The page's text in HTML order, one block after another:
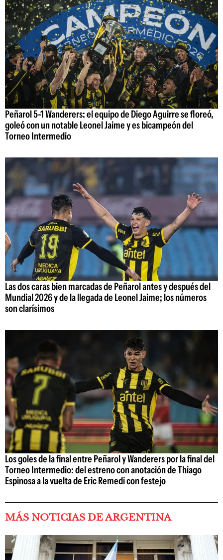
Peñarol 5-1 Wanderers: el equipo de Diego Aguirre se floreó,
goleó con un notable Leonel Jaime y es bicampeón del
Torneo Intermedio
Las dos caras bien marcadas de Peñarol antes y después del
Mundial 2026 y de la llegada de Leonel Jaime; los números
son clarísimos
Los goles de la final entre Peñarol y Wanderers por la final del
Torneo Intermedio: del estreno con anotación de Thiago
Espinosa a la vuelta de Eric Remedi con festejo
MÁS NOTICIAS DE ARGENTINA